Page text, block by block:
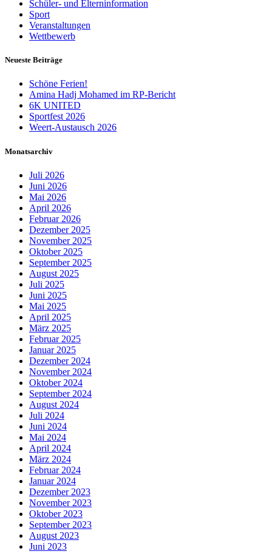
Schüler- und Elterninformation
Sport
Veranstaltungen
Wettbewerb
Neueste Beiträge
Schöne Ferien!
Amina Hadj Mohamed im RP-Bericht
6K UNITED
Sportfest 2026
Weert-Austausch 2026
Monatsarchiv
Juli 2026
Juni 2026
Mai 2026
April 2026
Februar 2026
Dezember 2025
November 2025
Oktober 2025
September 2025
August 2025
Juli 2025
Juni 2025
Mai 2025
April 2025
März 2025
Februar 2025
Januar 2025
Dezember 2024
November 2024
Oktober 2024
September 2024
August 2024
Juli 2024
Juni 2024
Mai 2024
April 2024
März 2024
Februar 2024
Januar 2024
Dezember 2023
November 2023
Oktober 2023
September 2023
August 2023
Juni 2023